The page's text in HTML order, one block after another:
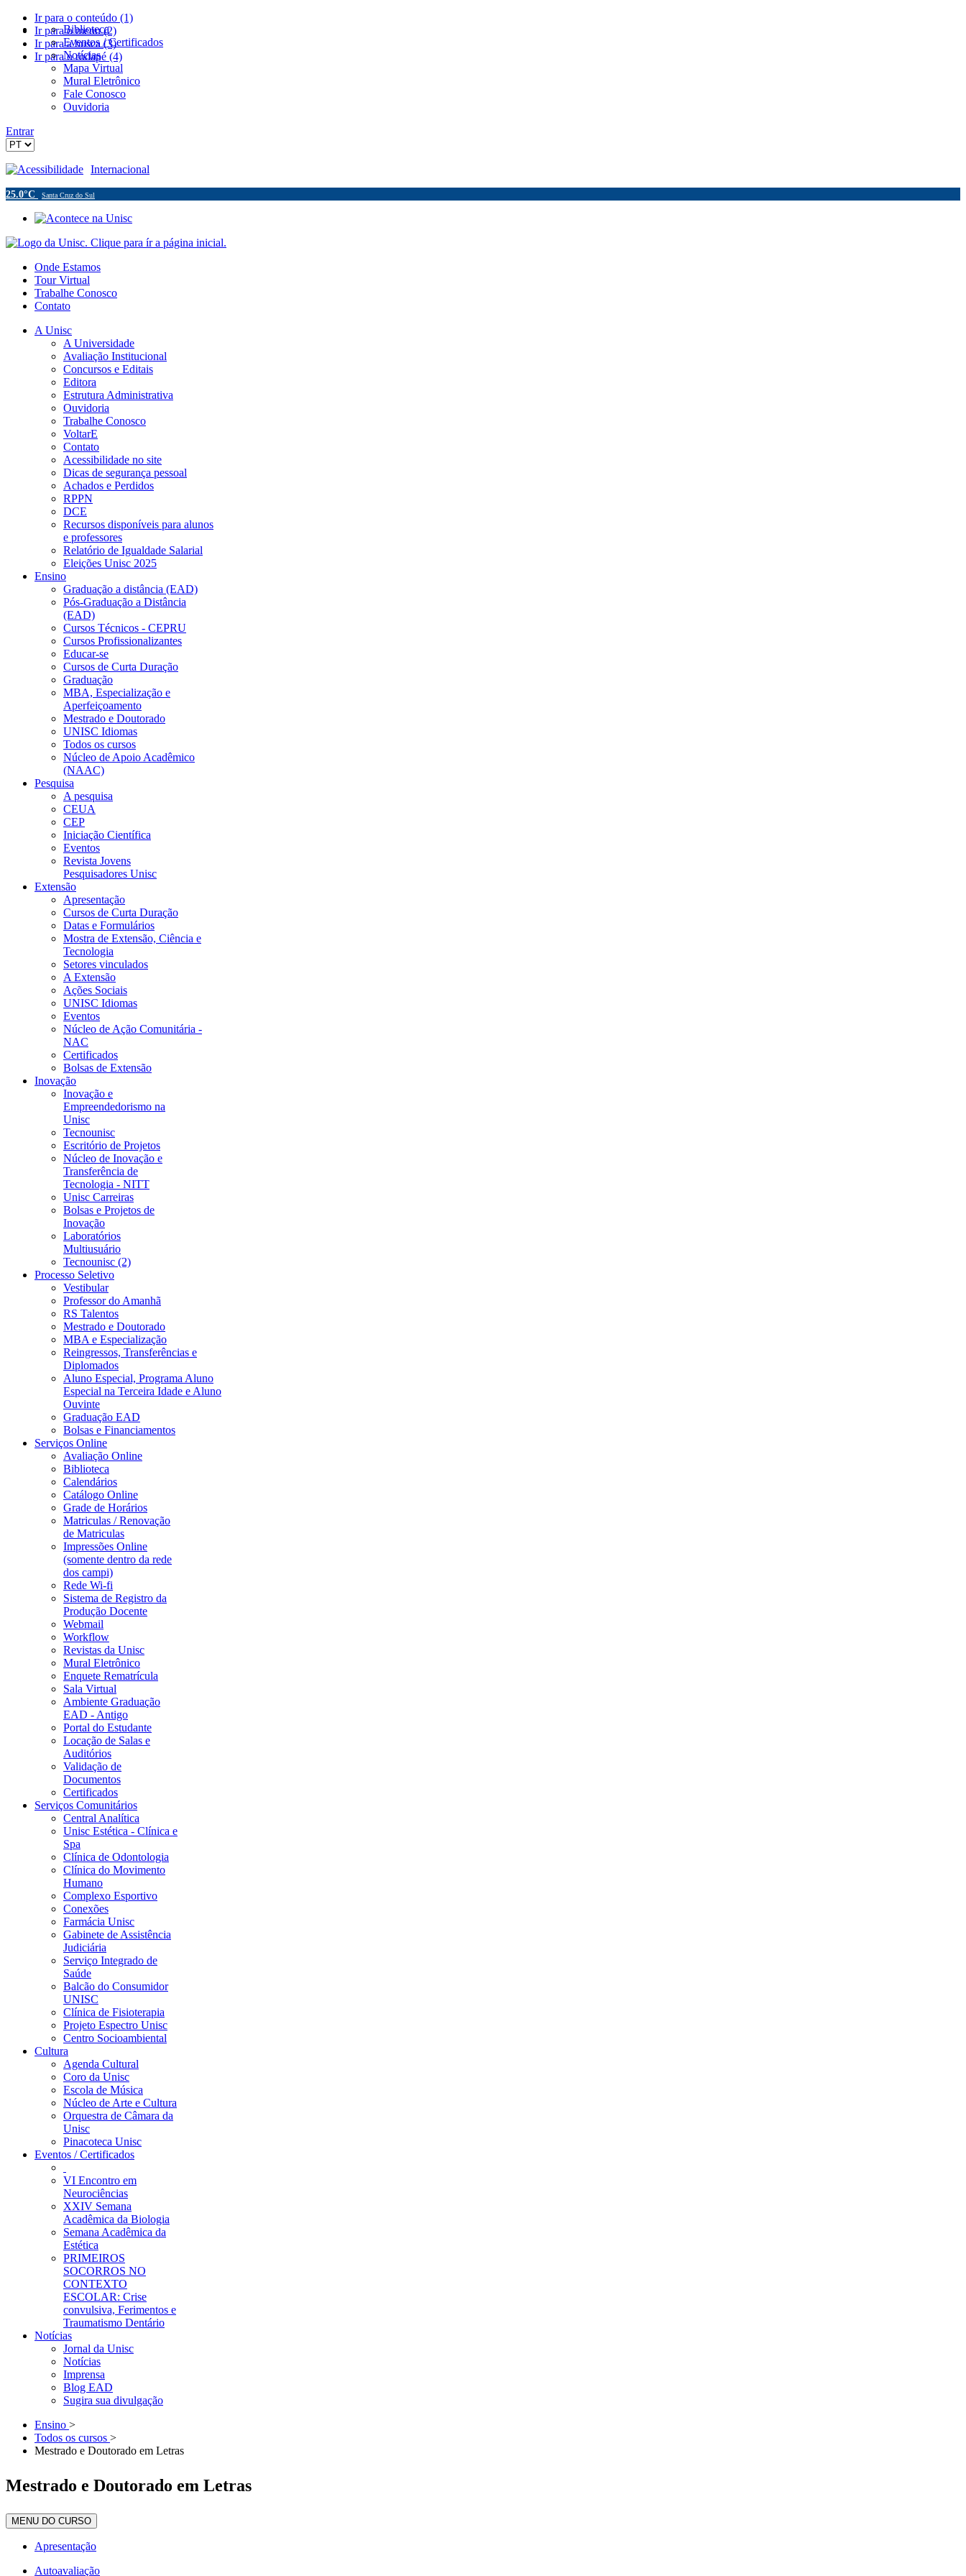
Ir para o conteúdo (1)
Ir para o menu (2)
Ir para a busca (3)
Ir para o rodapé (4)
Biblioteca
Eventos / Certificados
Notícias
Mapa Virtual
Mural Eletrônico
Fale Conosco
Ouvidoria
Entrar
Acessibilidade Internacional
25.0°C Santa Cruz do Sul
Onde Estamos
Tour Virtual
Trabalhe Conosco
Contato
A Unisc
A Universidade
Avaliação Institucional
Concursos e Editais
Editora
Estrutura Administrativa
Ouvidoria
Trabalhe Conosco
VoltarE
Contato
Acessibilidade no site
Dicas de segurança pessoal
Achados e Perdidos
RPPN
DCE
Recursos disponíveis para alunos
e professores
Relatório de Igualdade Salarial
Eleições Unisc 2025
Ensino
Graduação a distância (EAD)
Pós-Graduação a Distância
(EAD)
Cursos Técnicos - CEPRU
Cursos Profissionalizantes
Educar-se
Cursos de Curta Duração
Graduação
MBA, Especialização e
Aperfeiçoamento
Mestrado e Doutorado
UNISC Idiomas
Todos os cursos
Núcleo de Apoio Acadêmico
(NAAC)
Pesquisa
A pesquisa
CEUA
CEP
Iniciação Científica
Eventos
Revista Jovens
Pesquisadores Unisc
Extensão
Apresentação
Cursos de Curta Duração
Datas e Formulários
Mostra de Extensão, Ciência e
Tecnologia
Setores vinculados
A Extensão
Ações Sociais
UNISC Idiomas
Eventos
Núcleo de Ação Comunitária -
NAC
Certificados
Bolsas de Extensão
Inovação
Inovação e
Empreendedorismo na
Unisc
Tecnounisc
Escritório de Projetos
Núcleo de Inovação e
Transferência de
Tecnologia - NITT
Unisc Carreiras
Bolsas e Projetos de
Inovação
Laboratórios
Multiusuário
Tecnounisc (2)
Processo Seletivo
Vestibular
Professor do Amanhã
RS Talentos
Mestrado e Doutorado
MBA e Especialização
Reingressos, Transferências e
Diplomados
Aluno Especial, Programa Aluno
Especial na Terceira Idade e Aluno
Ouvinte
Graduação EAD
Bolsas e Financiamentos
Serviços Online
Avaliação Online
Biblioteca
Calendários
Catálogo Online
Grade de Horários
Matriculas / Renovação
de Matriculas
Impressões Online
(somente dentro da rede
dos campi)
Rede Wi-fi
Sistema de Registro da
Produção Docente
Webmail
Workflow
Revistas da Unisc
Mural Eletrônico
Enquete Rematrícula
Sala Virtual
Ambiente Graduação
EAD - Antigo
Portal do Estudante
Locação de Salas e
Auditórios
Validação de
Documentos
Certificados
Serviços Comunitários
Central Analítica
Unisc Estética - Clínica e
Spa
Clínica de Odontologia
Clínica do Movimento
Humano
Complexo Esportivo
Conexões
Farmácia Unisc
Gabinete de Assistência
Judiciária
Serviço Integrado de
Saúde
Balcão do Consumidor
UNISC
Clínica de Fisioterapia
Projeto Espectro Unisc
Centro Socioambiental
Cultura
Agenda Cultural
Coro da Unisc
Escola de Música
Núcleo de Arte e Cultura
Orquestra de Câmara da
Unisc
Pinacoteca Unisc
Eventos / Certificados
VI Encontro em
Neurociências
XXIV Semana
Acadêmica da Biologia
Semana Acadêmica da
Estética
PRIMEIROS
SOCORROS NO
CONTEXTO
ESCOLAR: Crise
convulsiva, Ferimentos e
Traumatismo Dentário
Notícias
Jornal da Unisc
Notícias
Imprensa
Blog EAD
Sugira sua divulgação
Ensino >
Todos os cursos >
Mestrado e Doutorado em Letras
Mestrado e Doutorado em Letras
MENU DO CURSO
Apresentação
Autoavaliação